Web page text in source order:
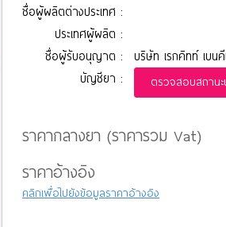
ชื่อผู้ผลิตต่างประเทศ :
ประเทศผู้ผลิต :
ชื่อผู้รับอนุญาต :
บริษัท เรกคิทท์ เบน
บัญชียา :
ตรวจสอบสถาน
ราคากลางยา (ราคารวม Vat)
ราคาอ้างอิง
คลิกเพื่อไปยังข้อมูลราคาอ้างอิง